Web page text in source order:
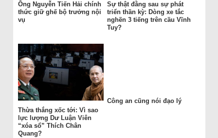
Ông Nguyễn Tiến Hải chính
thức giữ ghế bộ trưởng nội
vụ
Sự thật đằng sau sự phát
triển thần kỳ: Dòng xe tắc
nghẽn 3 tiếng trên cầu Vĩnh
Tuy?
Thừa thắng xốc tới: Vì sao
lực lượng Dư Luận Viên
“xóa sổ” Thích Chân
Quang?
Công an cũng nói đạo lý